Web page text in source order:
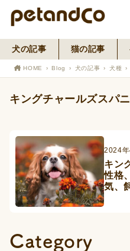
ペット
犬の記事 猫の記事
HOME Blog 犬の記事 犬種
キングチャールズスパ
2024
キン
性格
気、
Category